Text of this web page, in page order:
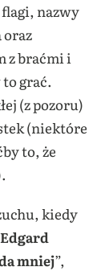
nazwy
z braćmi i
grać.
(z pozoru)
(niektóre
to, że
kiedy
mniej”,